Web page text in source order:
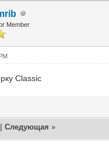
Member
Classic
|Следующая»